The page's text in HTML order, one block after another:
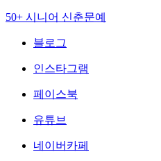
50+ 시니어 신춘문예
블로그
인스타그램
페이스북
유튜브
네이버카페